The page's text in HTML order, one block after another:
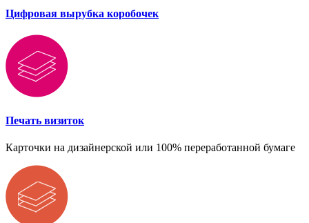
Цифровая вырубка коробочек
Печать визиток
Карточки на дизайнерской или 100% переработанной бумаге